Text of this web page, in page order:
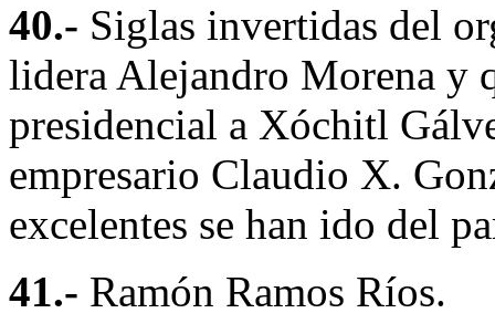
40.- Siglas invertidas del
lidera Alejandro Morena y
presidencial a Xóchitl
empresario Claudio X.
excelentes se han ido del
41.- Ramón Ramos Ríos.